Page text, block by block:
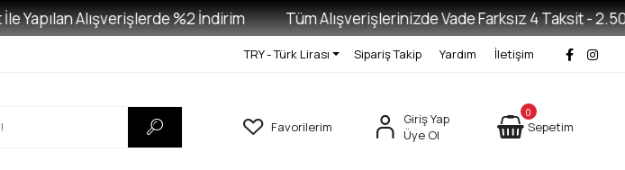
Alışverişlerde %2 İndirim Tüm Alışverişlerinizde Vade Farksız 4 Taksit - 2.500
TRY - Türk Lirası Sipariş Takip Yardım İletişim
Favorilerim
Giriş Yap
Üye Ol
0
Sepetim